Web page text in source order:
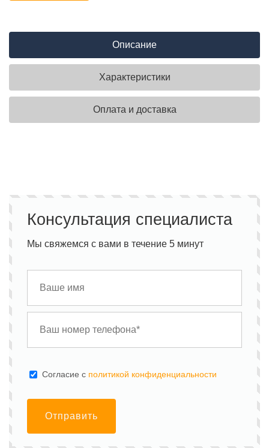
Описание
Характеристики
Оплата и доставка
Консультация специалиста
Мы свяжемся с вами в течение 5 минут
Cогласие с политикой конфиденциальности
Отправить